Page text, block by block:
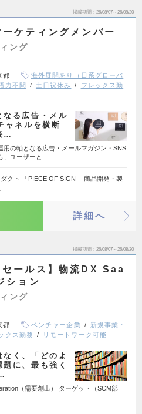
掲載期間 26/08/07～26/08/20
ケティングメンバー
ング
都
海外展開あり（日系グローバ
力不問 土日祝休み
フレックス勤
なる広告・メル
ャネルを横断
…
の軸となる広告・メールマガジン・SNS
、ユーザーと…
クト 「PIECE OF SIGN 」商品開発・製
詳細へ
掲載期間 26/08/07～26/08/20
セールス】物流DX Saa
ション
ング
都 ベンチャー企業
新規事業・
クス勤務 リモートワーク可能
く、「どのよ
に、最も強く
（需要創出） ターゲット（SCM部